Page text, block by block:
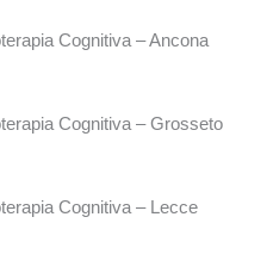
Cognitiva – Ancona
Cognitiva – Grosseto
Cognitiva – Lecce